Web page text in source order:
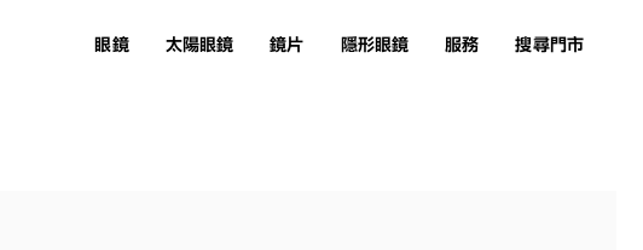
眼鏡 太陽眼鏡 鏡片 隱形眼鏡 服務 搜尋門市